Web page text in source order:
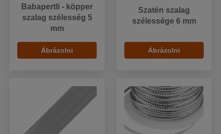
Babapertli - köpper
szalag szélesség 5
mm
Ábrázolni
Szatén szalag
szélessége 6 mm
Ábrázolni